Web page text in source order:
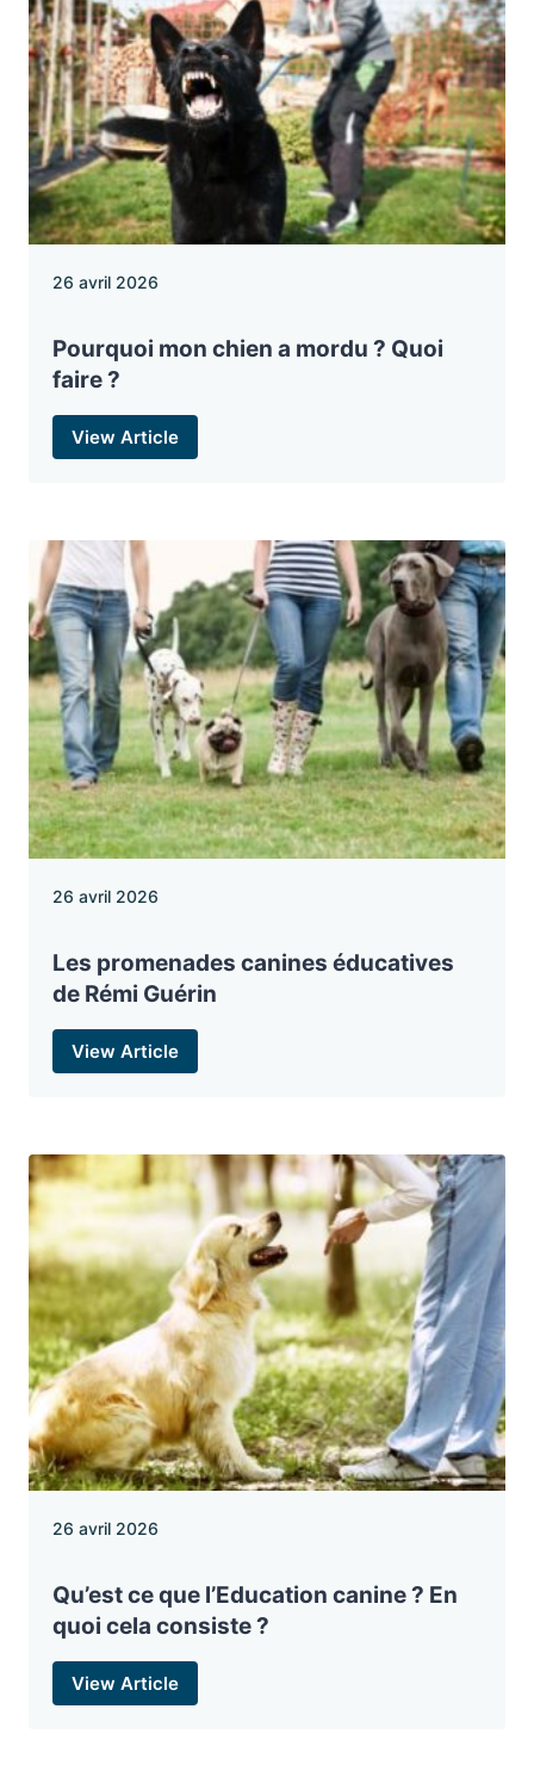
26 avril 2026
Pourquoi mon chien a mordu ? Quoi
faire ?
View Article
26 avril 2026
Les promenades canines éducatives
de Rémi Guérin
View Article
26 avril 2026
Qu’est ce que l’Education canine ? En
quoi cela consiste ?
View Article